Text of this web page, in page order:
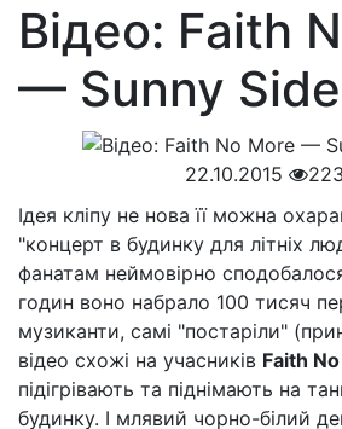
Відео: Faith
— Sunny
22.10.2015
Ідея кліпу не нова її можна
"концерт в будинку для літніх
фанатам неймовірно
годин воно набрало 100 тисяч
музиканти, самі "постаріли"
відео схожі на учасників Faith
підігрівають та піднімають на
будинку. І млявий чорно-білий